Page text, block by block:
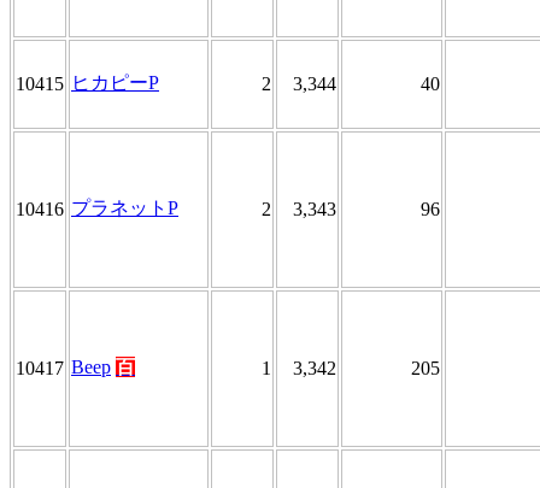
10415 ヒカピーP 2 3,344 40
10416 プラネットP 2 3,343 96
10417 Beep 百 1 3,342 205